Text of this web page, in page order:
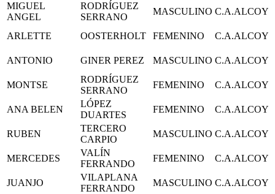
MIGUEL
ANGEL
RODRÍGUEZ
SERRANO
MASCULINO C.A.ALCOY
ARLETTE OOSTERHOLT FEMENINO C.A.ALCOY
ANTONIO GINER PEREZ MASCULINO C.A.ALCOY
MONTSE
RODRÍGUEZ
SERRANO
FEMENINO C.A.ALCOY
ANA BELEN
LÓPEZ
DUARTES
FEMENINO C.A.ALCOY
RUBEN
TERCERO
CARPIO
MASCULINO C.A.ALCOY
MERCEDES
VALÍN
FERRANDO
FEMENINO C.A.ALCOY
JUANJO
VILAPLANA
FERRANDO
MASCULINO C.A.ALCOY